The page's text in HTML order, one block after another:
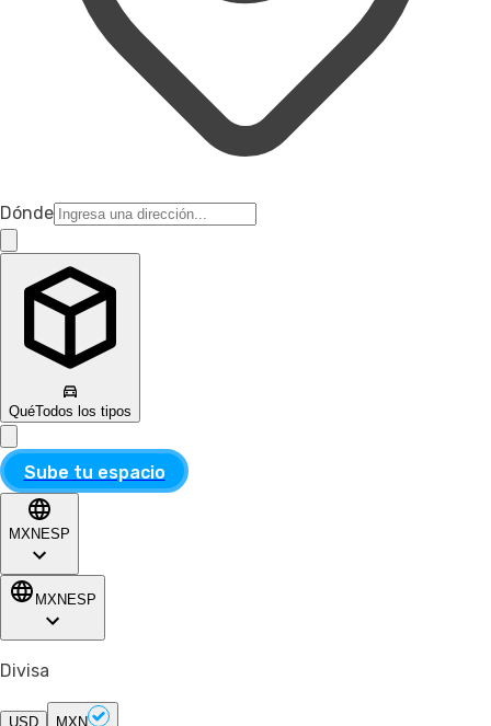
Dónde
QuéTodos los tipos
Sube tu espacio
MXN ESP
MXN ESP
Divisa
USD MXN